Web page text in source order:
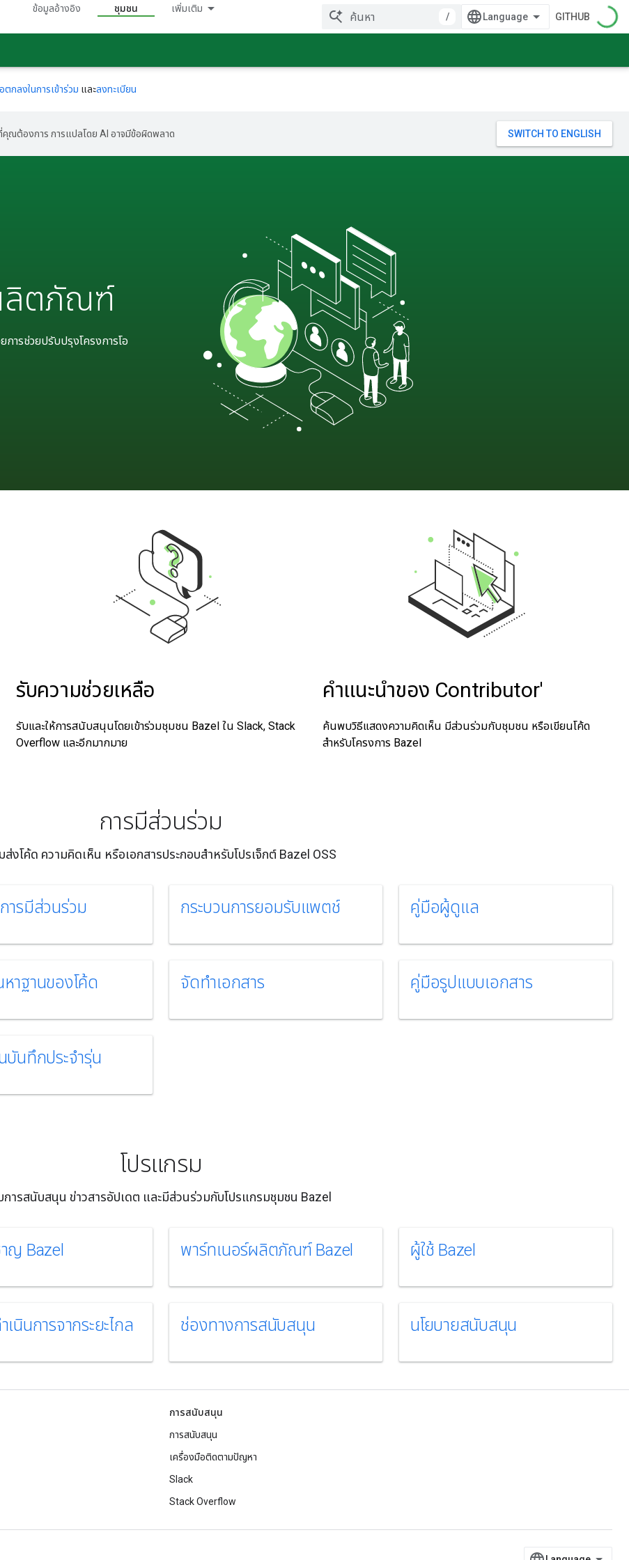
ข้อมูลอ้างอิง ชุมชน เพิ่มเติม
/ GITHUB
ตกลงในการเข้าร่วม และลงทะเบียน
คุณต้องการ การแปลโดย AI อาจมีข้อผิดพลาด
ลิตภัณฑ์
ารช่วยปรับปรุงโครงการโอ
รับความช่วยเหลือ
รับและให้การสนับสนุนโดยเข้าร่วมชุมชน Bazel ใน Slack, Stack
Overflow และอีกมากมาย
คําแนะนําของ Contributor'
ค้นพบวิธีแสดงความคิดเห็น มีส่วนร่วมกับชุมชน หรือเขียนโค้ด
สำหรับโครงการ Bazel
การมีส่วนร่วม
ส่งโค้ด ความคิดเห็น หรือเอกสารประกอบสำหรับโปรเจ็กต์ Bazel OSS
ารมีส่วนร่วม กระบวนการยอมรับแพตช์ คู่มือผู้ดูแล
าฐานของโค้ด จัดทําเอกสาร คู่มือรูปแบบเอกสาร
บันทึกประจํารุ่น
โปรแกรม
การสนับสนุน ข่าวสารอัปเดต และมีส่วนร่วมกับโปรแกรมชุมชน Bazel
ญ Bazel พาร์ทเนอร์ผลิตภัณฑ์ Bazel ผู้ใช้ Bazel
เนินการจากระยะไกล ช่องทางการสนับสนุน นโยบายสนับสนุน
การสนับสนุน
การสนับสนุน
เครื่องมือติดตามปัญหา
Slack
Stack Overflow